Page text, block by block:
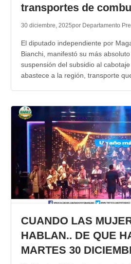
transportes de
30 diciembre, 2025por Departamento
El diputado independiente por
Bianchi, manifestó su más
suspensión del subsidio al
abastece a la región, transporte
CUANDO LAS
HABLAN.. DE QUE
MARTES 30